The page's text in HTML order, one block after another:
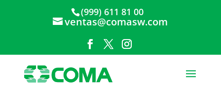
(999) 611 81 00
ventas@comasw.com